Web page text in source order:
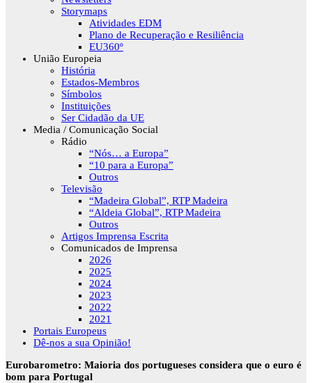
Storymaps
Atividades EDM
Plano de Recuperação e Resiliência
EU360º
União Europeia
História
Estados-Membros
Símbolos
Instituições
Ser Cidadão da UE
Media / Comunicação Social
Rádio
“Nós… a Europa”
“10 para a Europa”
Outros
Televisão
“Madeira Global”, RTP Madeira
“Aldeia Global”, RTP Madeira
Outros
Artigos Imprensa Escrita
Comunicados de Imprensa
2026
2025
2024
2023
2022
2021
Portais Europeus
Dê-nos a sua Opinião!
Eurobarometro: Maioria dos portugueses considera que o euro é
bom para Portugal